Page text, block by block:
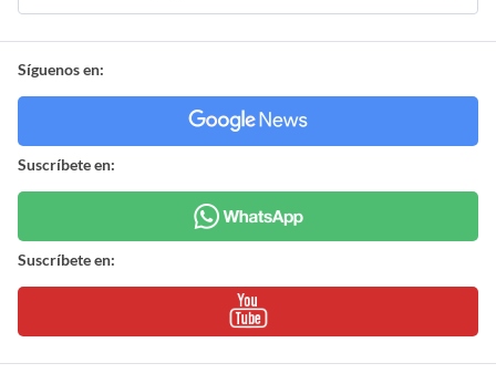
Síguenos en:
Suscríbete en:
Suscríbete en: